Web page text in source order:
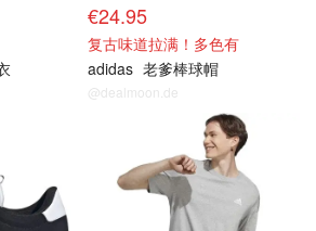
€24.95
复古味道拉满！多色有
adidas 老爹棒球帽
@dealmoon.de